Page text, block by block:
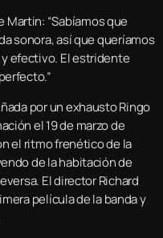
“Sabíamos que
sonora, así que queríamos
efectivo. El estridente
por un exhausto Ringo
el 19 de marzo de
el ritmo frenético de la
de la habitación de
El director Richard
película de la banda y